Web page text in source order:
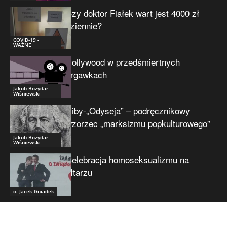
COVID-19 -
WAŻNE
Czy doktor Fiałek wart jest 4000 zł
dziennie?
Jakub Bożydar
Wiśniewski
Hollywood w przedśmiertnych
drgawkach
Jakub Bożydar
Wiśniewski
Niby-„Odyseja” – podręcznikowy
wzorzec „marksizmu popkulturowego”
o. Jacek Gniadek
Celebracja homoseksualizmu na
ołtarzu